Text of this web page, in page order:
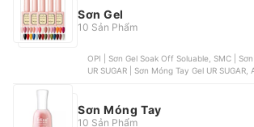
Sơn Gel
10 Sản Phẩm
OPI | Sơn Gel Soak Off Soluable, SMC | Sơn
UR SUGAR | Sơn Móng Tay Gel UR SUGAR,
Sơn Móng Tay
10 Sản Phẩm